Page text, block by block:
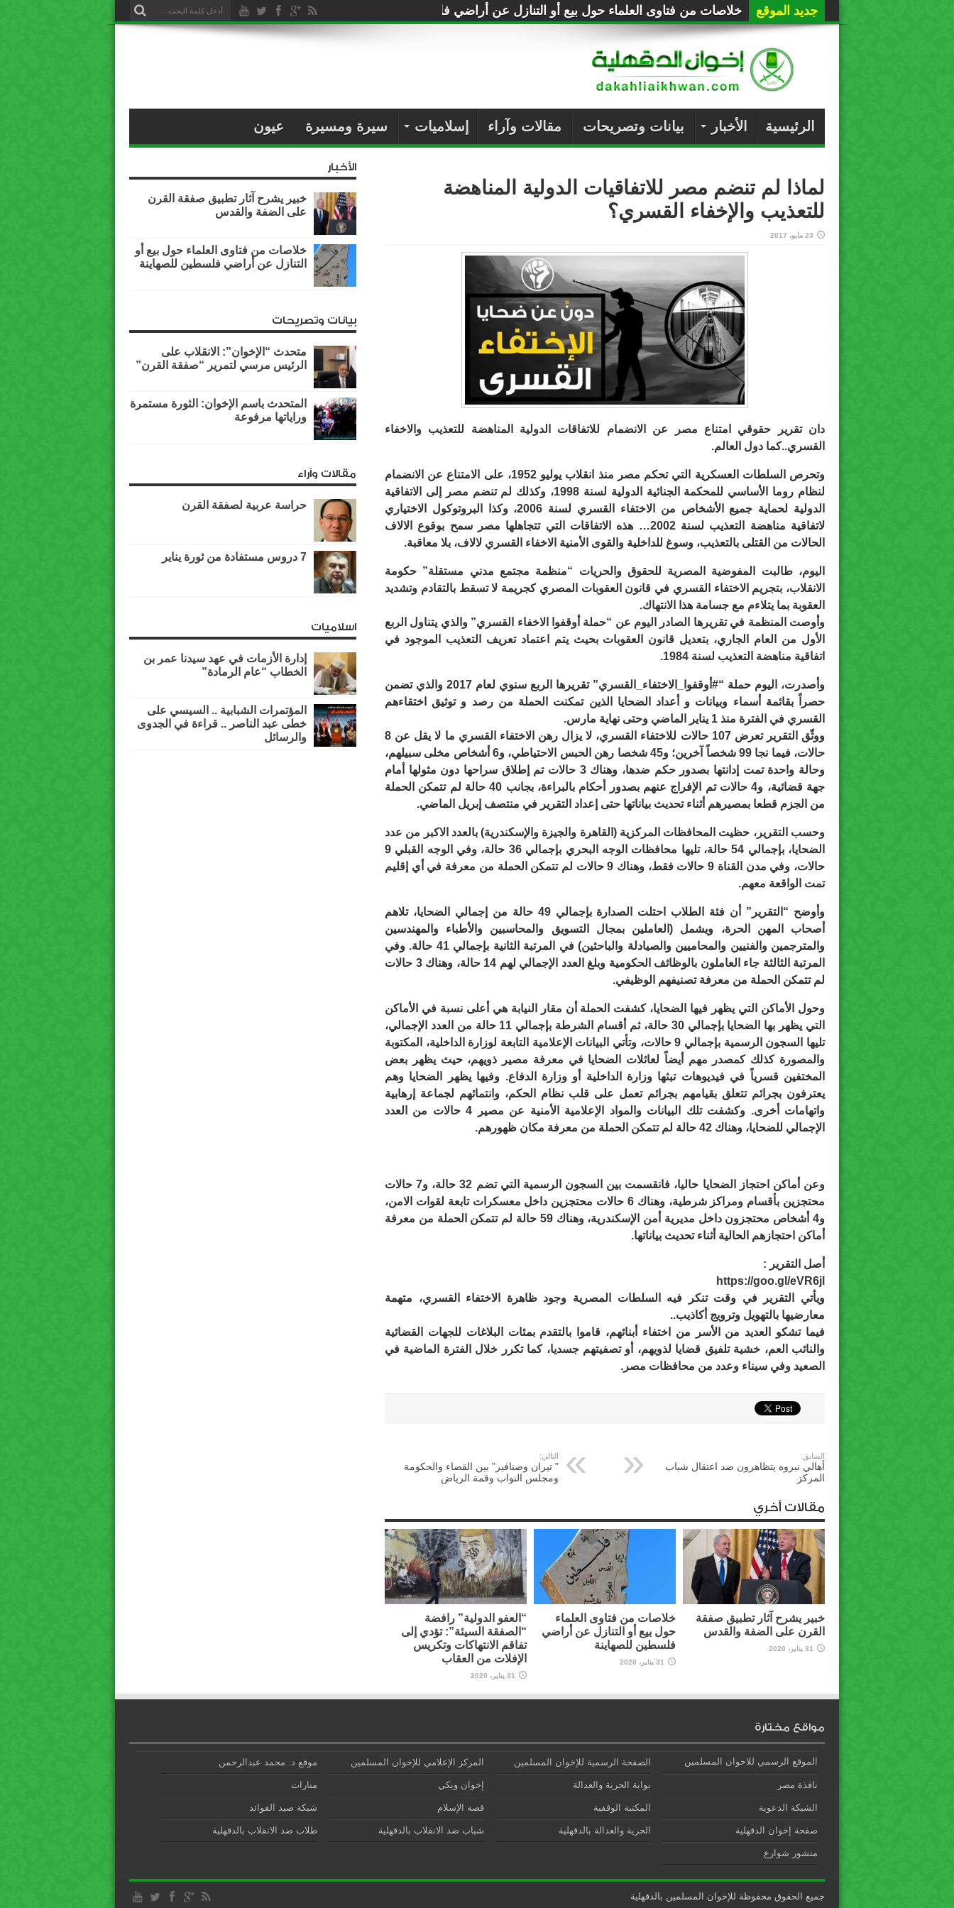
جديد الموقع خلاصات من فتاوى العلماء حول بيع أو التنازل عن أراضي فلسطين للصهاينة
الرئيسية الأخبار بيانات وتصريحات مقالات وآراء إسلاميات سيرة ومسيرة عيون
لماذا لم تنضم مصر للاتفاقيات الدولية المناهضة
للتعذيب والإخفاء القسري؟
23 مايو، 2017
دان تقرير حقوقي امتناع مصر عن الانضمام للاتفاقات الدولية المناهضة للتعذيب والاخفاء
القسري..كما دول العالم.
وتحرص السلطات العسكرية التي تحكم مصر منذ انقلاب يوليو 1952، على الامتناع عن الانضمام
لنظام روما الأساسي للمحكمة الجنائية الدولية لسنة 1998، وكذلك لم تنضم مصر إلى الاتفاقية
الدولية لحماية جميع الأشخاص من الاختفاء القسري لسنة 2006، وكذا البروتوكول الاختياري
لاتفاقية مناهضة التعذيب لسنة 2002… هذه الاتفاقات التي تتجاهلها مصر سمح بوقوع الالاف
الحالات من القتلى بالتعذيب، وسوغ للداخلية والقوى الأمنية الاخفاء القسري لالاف، بلا معاقبة.
اليوم، طالبت المفوضية المصرية للحقوق والحريات “منظمة مجتمع مدني مستقلة” حكومة
الانقلاب، بتجريم الاختفاء القسري في قانون العقوبات المصري كجريمة لا تسقط بالتقادم وتشديد
العقوبة بما يتلاءم مع جسامة هذا الانتهاك.
وأوصت المنظمة في تقريرها الصادر اليوم عن “حملة أوقفوا الاخفاء القسري” والذي يتناول الربع
الأول من العام الجاري، بتعديل قانون العقوبات بحيث يتم اعتماد تعريف التعذيب الموجود في
اتفاقية مناهضة التعذيب لسنة 1984.
وأصدرت، اليوم حملة “#أوقفوا_الاختفاء_القسري” تقريرها الربع سنوي لعام 2017 والذي تضمن
حصراً بقائمة أسماء وبيانات و أعداد الضحايا الذين تمكنت الحملة من رصد و توثيق اختقاءهم
القسري في الفترة منذ 1 يناير الماضي وحتى نهاية مارس.
ووثّق التقرير تعرض 107 حالات للاختفاء القسري، لا يزال رهن الاختفاء القسري ما لا يقل عن 8
حالات، فيما نجا 99 شخصاً آخرين؛ و45 شخصا رهن الحبس الاحتياطي، و6 أشخاص مخلى سبيلهم،
وحالة واحدة تمت إدانتها بصدور حكم ضدها، وهناك 3 حالات تم إطلاق سراحها دون مثولها أمام
جهة قضائية، و4 حالات تم الإفراج عنهم بصدور أحكام بالبراءة، بجانب 40 حالة لم تتمكن الحملة
من الجزم قطعا بمصيرهم أثناء تحديث بياناتها حتى إعداد التقرير في منتصف إبريل الماضي.
وحسب التقرير، حظيت المحافظات المركزية (القاهرة والجيزة والإسكندرية) بالعدد الاكبر من عدد
الضحايا، بإجمالي 54 حالة، تليها محافظات الوجه البحري بإجمالي 36 حالة، وفي الوجه القبلي 9
حالات، وفي مدن القناة 9 حالات فقط، وهناك 9 حالات لم تتمكن الحملة من معرفة في أي إقليم
تمت الواقعة معهم.
وأوضح “التقرير” أن فئة الطلاب احتلت الصدارة بإجمالي 49 حالة من إجمالي الضحايا، تلاهم
أصحاب المهن الحرة، ويشمل (العاملين بمجال التسويق والمحاسبين والأطباء والمهندسين
والمترجمين والفنيين والمحاميين والصيادلة والباحثين) في المرتبة الثانية بإجمالي 41 حالة. وفي
المرتبة الثالثة جاء العاملون بالوظائف الحكومية وبلغ العدد الإجمالي لهم 14 حالة، وهناك 3 حالات
لم تتمكن الحملة من معرفة تصنيفهم الوظيفي.
وحول الأماكن التي يظهر فيها الضحايا، كشفت الحملة أن مقار النيابة هي أعلى نسبة في الأماكن
التي يظهر بها الضحايا بإجمالي 30 حالة، ثم أقسام الشرطة بإجمالي 11 حالة من العدد الإجمالي،
تليها السجون الرسمية بإجمالي 9 حالات، وتأتي البيانات الإعلامية التابعة لوزارة الداخلية، المكتوبة
والمصورة كذلك كمصدر مهم أيضاً لعائلات الضحايا في معرفة مصير ذويهم، حيث يظهر بعض
المختفين قسرياً في فيديوهات تبثها وزارة الداخلية أو وزارة الدفاع. وفيها يظهر الضحايا وهم
يعترفون بجرائم تتعلق بقيامهم بجرائم تعمل على قلب نظام الحكم، وانتمائهم لجماعة إرهابية
واتهامات أخرى. وكشفت تلك البيانات والمواد الإعلامية الأمنية عن مصير 4 حالات من العدد
الإجمالي للضحايا، وهناك 42 حالة لم تتمكن الحملة من معرفة مكان ظهورهم.
وعن أماكن احتجاز الضحايا حاليا، فانقسمت بين السجون الرسمية التي تضم 32 حالة، و7 حالات
محتجزين بأقسام ومراكز شرطية، وهناك 6 حالات محتجزين داخل معسكرات تابعة لقوات الامن،
و4 أشخاص محتجزون داخل مديرية أمن الإسكندرية، وهناك 59 حالة لم تتمكن الحملة من معرفة
أماكن احتجازهم الحالية أثناء تحديث بياناتها.
أصل التقرير :
https://goo.gl/eVR6jl
ويأتي التقرير في وقت تنكر فيه السلطات المصرية وجود ظاهرة الاختفاء القسري، متهمة
معارضيها بالتهويل وترويج أكاذيب..
فيما تشكو العديد من الأسر من اختفاء أبنائهم، قاموا بالتقدم بمئات البلاغات للجهات القضائية
والنائب العم، خشية تلفيق قضايا لذويهم، أو تصفيتهم جسديا، كما تكرر خلال الفترة الماضية في
الصعيد وفي سيناء وعدد من محافظات مصر.
السابق:
أهالي نبروه يتظاهرون ضد اعتقال شباب
المركز
التالي:
” تيران وصنافير” بين القضاء والحكومة
ومجلس النواب وقمة الرياض
مقالات أخري
خبير يشرح آثار تطبيق صفقة
القرن على الضفة والقدس
31 يناير، 2020
خلاصات من فتاوى العلماء
حول بيع أو التنازل عن أراضي
فلسطين للصهاينة
31 يناير، 2020
“العفو الدولية” رافضة
“الصفقة السيئة”: تؤدي إلى
تفاقم الانتهاكات وتكريس
الإفلات من العقاب
31 يناير، 2020
الأخبار
خبير يشرح آثار تطبيق صفقة القرن
على الضفة والقدس
خلاصات من فتاوى العلماء حول بيع أو
التنازل عن أراضي فلسطين للصهاينة
بيانات وتصريحات
متحدث “الإخوان”: الانقلاب على
الرئيس مرسي لتمرير “صفقة القرن”
المتحدث باسم الإخوان: الثورة مستمرة
وراياتها مرفوعة
مقالات وآراء
حراسة عربية لصفقة القرن
7 دروس مستفادة من ثورة يناير
اسلاميات
إدارة الأزمات في عهد سيدنا عمر بن
الخطاب “عام الرمادة”
المؤتمرات الشبابية .. السيسي على
خطى عبد الناصر .. قراءة في الجدوى
والرسائل
مواقع مختارة
الموقع الرسمي للاخوان المسلمين الصفحة الرسمية للإخوان المسلمين المركز الإعلامي للإخوان المسلمين موقع د. محمد عبدالرحمن
نافذة مصر بوابة الحرية والعدالة إخوان ويكي منارات
الشبكة الدعوية المكتبة الوقفية قصة الإسلام شبكة صيد الفوائد
صفحة إخوان الدقهلية الحرية والعدالة بالدقهلية شباب ضد الانقلاب بالدقهلية طلاب ضد الانقلاب بالدقهلية
منشور شوارع
جميع الحقوق محفوظة للإخوان المسلمين بالدقهلية